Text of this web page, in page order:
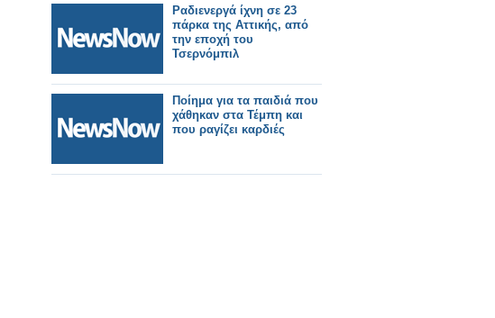
Ραδιενεργά ίχνη σε 23
πάρκα της Αττικής, από
την εποχή του
Τσερνόμπιλ
Ποίημα για τα παιδιά που
χάθηκαν στα Τέμπη και
που ραγίζει καρδιές